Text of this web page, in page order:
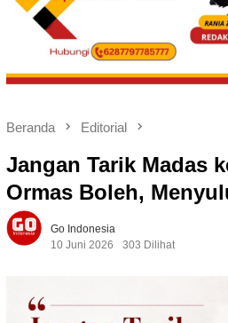
Beranda Editorial
Jangan Tarik Madas
Ormas Boleh,
Go Indonesia
10 Juni 2026
303 Dilihat